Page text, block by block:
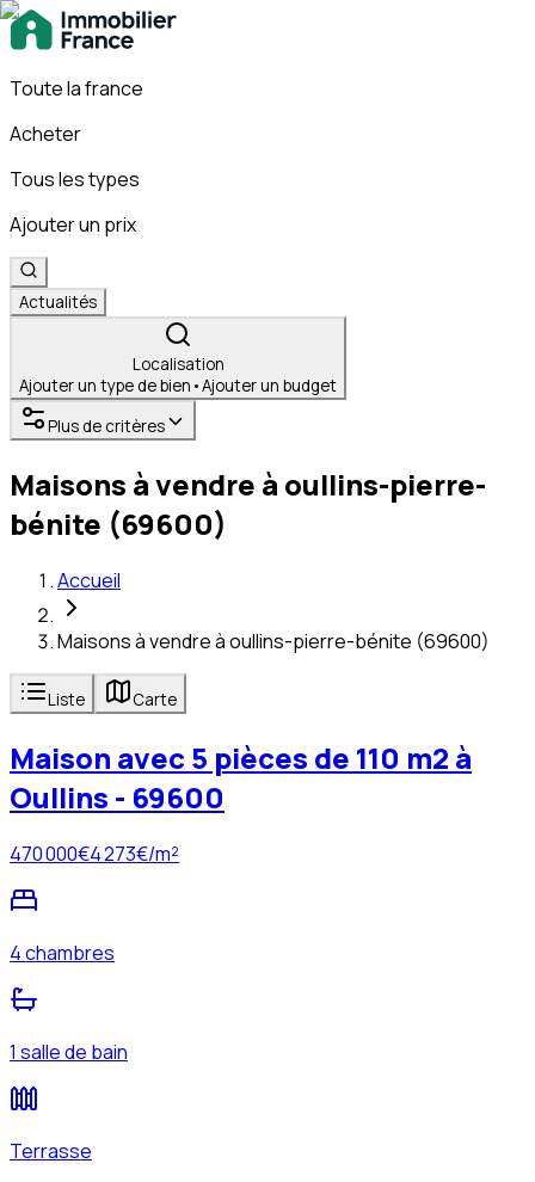
Toute la france
Acheter
Tous les types
Ajouter un prix
Actualités
Localisation
Ajouter un type de bien •Ajouter un budget
Plus de critères
Maisons à vendre à oullins-pierre-
bénite (69600)
Accueil
Maisons à vendre à oullins-pierre-bénite (69600)
Liste Carte
Maison avec 5 pièces de 110 m2 à
Oullins - 69600
470 000€4 273€/m²
4 chambres
1 salle de bain
Terrasse